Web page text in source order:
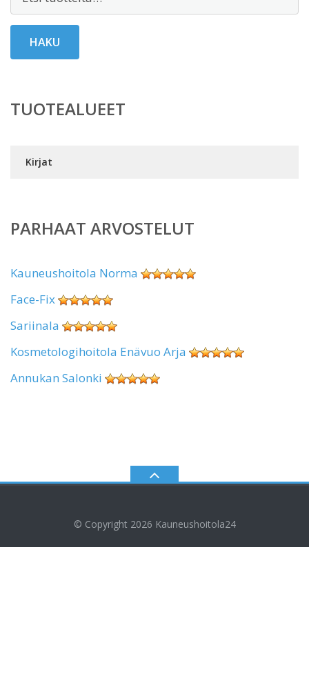
HAKU
TUOTEALUEET
Kirjat
PARHAAT ARVOSTELUT
Kauneushoitola Norma
Face-Fix
Sariinala
Kosmetologihoitola Enävuo Arja
Annukan Salonki
© Copyright 2026 Kauneushoitola24